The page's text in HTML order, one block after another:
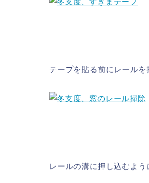
テープを貼る前にレールを
レールの溝に押し込むよう